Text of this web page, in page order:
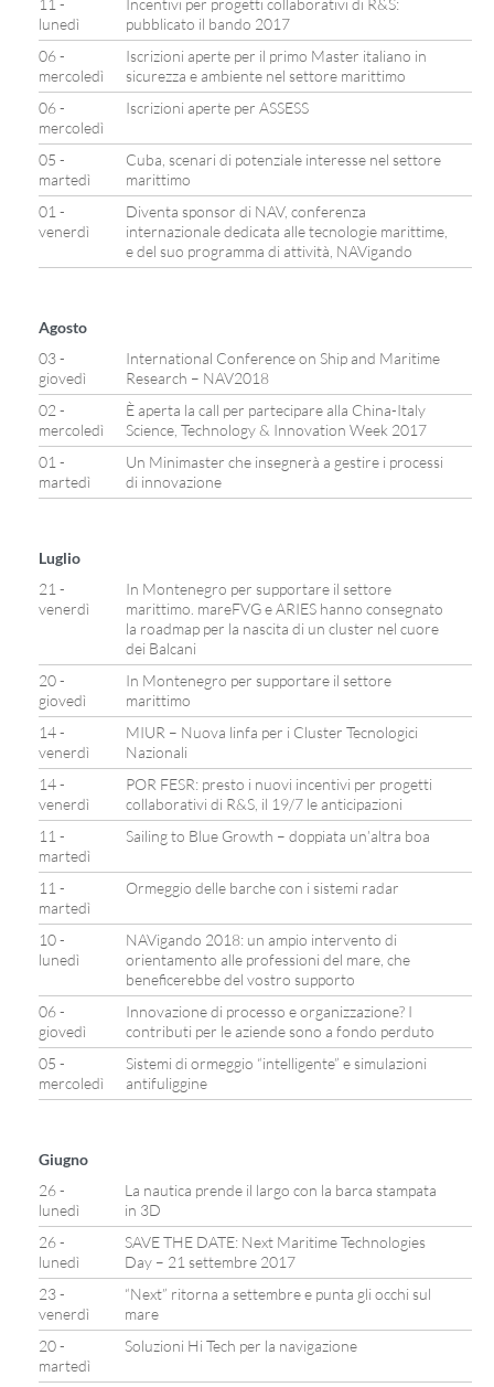
11 -
lunedì
Incentivi per progetti collaborativi di R&S:
pubblicato il bando 2017
06 -
mercoledì
Iscrizioni aperte per il primo Master italiano in
sicurezza e ambiente nel settore marittimo
06 -
mercoledì
Iscrizioni aperte per ASSESS
05 -
martedì
Cuba, scenari di potenziale interesse nel settore
marittimo
01 -
venerdì
Diventa sponsor di NAV, conferenza
internazionale dedicata alle tecnologie marittime,
e del suo programma di attività, NAVigando
Agosto
03 -
giovedì
International Conference on Ship and Maritime
Research – NAV2018
02 -
mercoledì
È aperta la call per partecipare alla China-Italy
Science, Technology & Innovation Week 2017
01 -
martedì
Un Minimaster che insegnerà a gestire i processi
di innovazione
Luglio
21 -
venerdì
In Montenegro per supportare il settore
marittimo. mareFVG e ARIES hanno consegnato
la roadmap per la nascita di un cluster nel cuore
dei Balcani
20 -
giovedì
In Montenegro per supportare il settore
marittimo
14 -
venerdì
MIUR – Nuova linfa per i Cluster Tecnologici
Nazionali
14 -
venerdì
POR FESR: presto i nuovi incentivi per progetti
collaborativi di R&S, il 19/7 le anticipazioni
11 -
martedì
Sailing to Blue Growth – doppiata un’altra boa
11 -
martedì
Ormeggio delle barche con i sistemi radar
10 -
lunedì
NAVigando 2018: un ampio intervento di
orientamento alle professioni del mare, che
beneficerebbe del vostro supporto
06 -
giovedì
Innovazione di processo e organizzazione? I
contributi per le aziende sono a fondo perduto
05 -
mercoledì
Sistemi di ormeggio “intelligente” e simulazioni
antifuliggine
Giugno
26 -
lunedì
La nautica prende il largo con la barca stampata
in 3D
26 -
lunedì
SAVE THE DATE: Next Maritime Technologies
Day – 21 settembre 2017
23 -
venerdì
“Next” ritorna a settembre e punta gli occhi sul
mare
20 -
martedì
Soluzioni Hi Tech per la navigazione